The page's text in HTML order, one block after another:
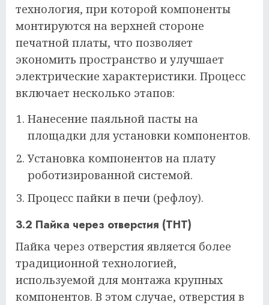
технология, при которой компоненты
монтируются на верхней стороне
печатной платы, что позволяет
экономить пространство и улучшает
электрические характеристики. Процесс
включает несколько этапов:
Нанесение паяльной пасты на
площадки для установки компонентов.
Установка компонентов на плату
роботизированной системой.
Процесс пайки в печи (рефлоу).
3.2 Пайка через отверстия (THT)
Пайка через отверстия является более
традиционной технологией,
используемой для монтажа крупных
компонентов. В этом случае, отверстия в